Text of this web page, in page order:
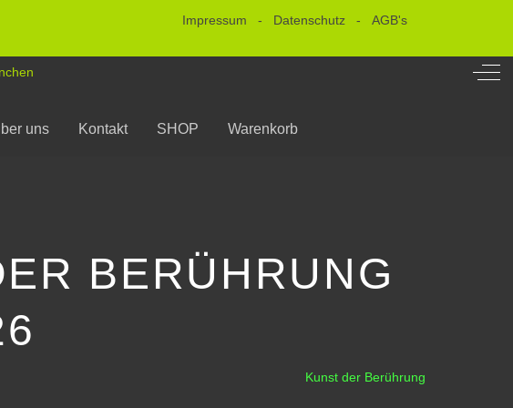
Impressum - Datenschutz - AGB's
Off-
uns Kontakt SHOP Warenkorb
BERÜHRUNG
Kunst der Berührung